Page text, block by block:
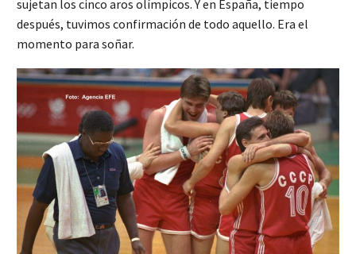
sujetan los cinco aros olímpicos. Y en España, tiempo
después, tuvimos confirmación de todo aquello. Era el
momento para soñar.